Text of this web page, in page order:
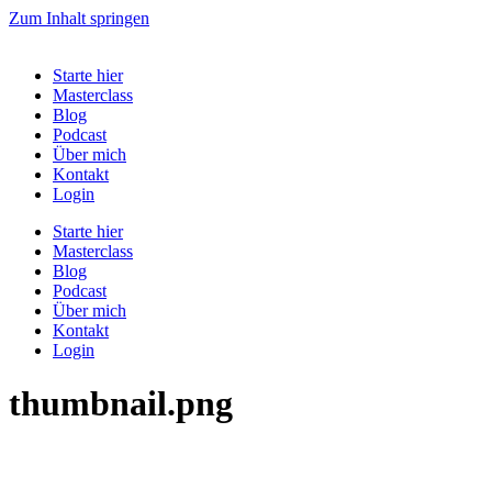
Zum Inhalt springen
Starte hier
Masterclass
Blog
Podcast
Über mich
Kontakt
Login
Starte hier
Masterclass
Blog
Podcast
Über mich
Kontakt
Login
thumbnail.png